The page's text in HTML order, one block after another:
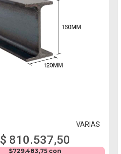
VARIAS
$ 810.537,50
$729.483,75 con